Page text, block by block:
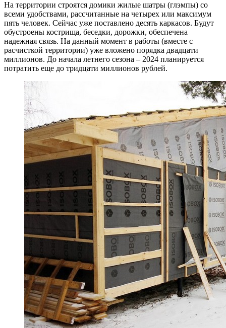
На территории строятся домики жилые шатры (глэмпы) со
всеми удобствами, рассчитанные на четырех или максимум
пять человек. Сейчас уже поставлено десять каркасов. Будут
обустроены кострища, беседки, дорожки, обеспечена
надежная связь. На данный момент в работы (вместе с
расчисткой территории) уже вложено порядка двадцати
миллионов. До начала летнего сезона – 2024 планируется
потратить еще до тридцати миллионов рублей.